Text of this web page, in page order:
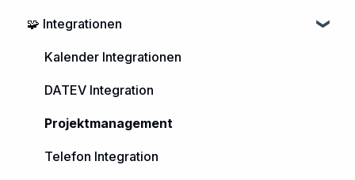
Memtime-Abonnement
Kontoverwaltung
🧩 Integrationen
Kalender Integrationen
DATEV Integration
Projektmanagement
Telefon Integration